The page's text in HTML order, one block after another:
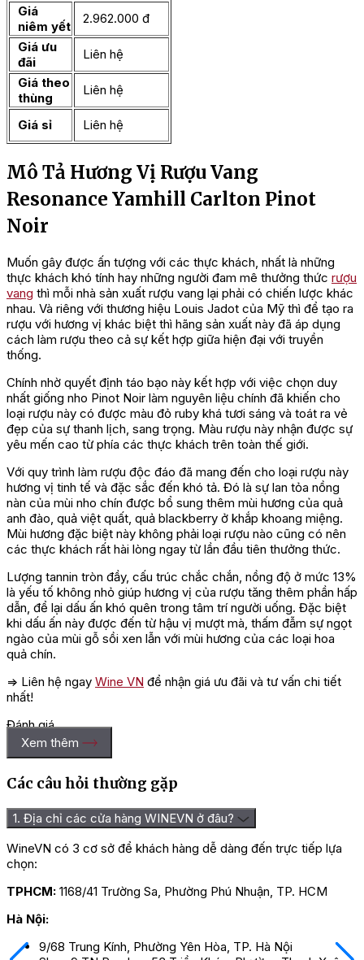
Giá
niêm yết
2.962.000 đ
Giá ưu
đãi
Liên hệ
Giá theo
thùng
Liên hệ
Giá sỉ Liên hệ
Mô Tả Hương Vị Rượu Vang
Resonance Yamhill Carlton Pinot
Noir
Muốn gây được ấn tượng với các thực khách, nhất là những
thực khách khó tính hay những người đam mê thưởng thức rượu
vang thì mỗi nhà sản xuất rượu vang lại phải có chiến lược khác
nhau. Và riêng với thương hiệu Louis Jadot của Mỹ thì để tạo ra
rượu với hương vị khác biệt thì hãng sản xuất này đã áp dụng
cách làm rượu theo cả sự kết hợp giữa hiện đại với truyền
thống.
Chính nhờ quyết định táo bạo này kết hợp với việc chọn duy
nhất giống nho Pinot Noir làm nguyên liệu chính đã khiến cho
loại rượu này có được màu đỏ ruby khá tươi sáng và toát ra vẻ
đẹp của sự thanh lịch, sang trọng. Màu rượu này nhận được sự
yêu mến cao từ phía các thực khách trên toàn thế giới.
Với quy trình làm rượu độc đáo đã mang đến cho loại rượu này
hương vị tinh tế và đặc sắc đến khó tả. Đó là sự lan tỏa nồng
nàn của mùi nho chín được bổ sung thêm mùi hương của quả
anh đào, quả việt quất, quả blackberry ở khắp khoang miệng.
Mùi hương đặc biệt này không phải loại rượu nào cũng có nên
các thực khách rất hài lòng ngay từ lần đầu tiên thưởng thức.
Lượng tannin tròn đầy, cấu trúc chắc chắn, nồng độ ở mức 13%
là yếu tố không nhỏ giúp hương vị của rượu tăng thêm phần hấp
dẫn, để lại dấu ấn khó quên trong tâm trí người uống. Đặc biệt
khi dấu ấn này được đến từ hậu vị mượt mà, thấm đẫm sự ngọt
ngào của mùi gỗ sồi xen lẫn với mùi hương của các loại hoa
quả chín.
=> Liên hệ ngay Wine VN để nhận giá ưu đãi và tư vấn chi tiết
nhất!
Đánh giá
Hãy là người đầu tiên nhận xét “Rượu Vang Mỹ Resonance
Yamhill Carlton Pinot Noir”
Bạn phảiđăng nhậpđể gửi đánh giá.
Xem thêm
Các câu hỏi thường gặp
1. Địa chỉ các cửa hàng WINEVN ở đâu?
WineVN có 3 cơ sở để khách hàng dễ dàng đến trực tiếp lựa
chọn:
TPHCM: 1168/41 Trường Sa, Phường Phú Nhuận, TP. HCM
Hà Nội:
9/68 Trung Kính, Phường Yên Hòa, TP. Hà Nội